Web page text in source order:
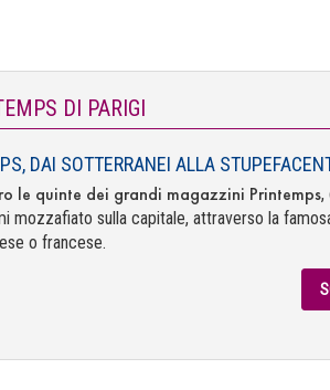
DI PARIGI
DAI SOTTERRANEI ALLA
le quinte dei grandi magazzini Printemps,
mozzafiato sulla capitale, attraverso la
o francese.